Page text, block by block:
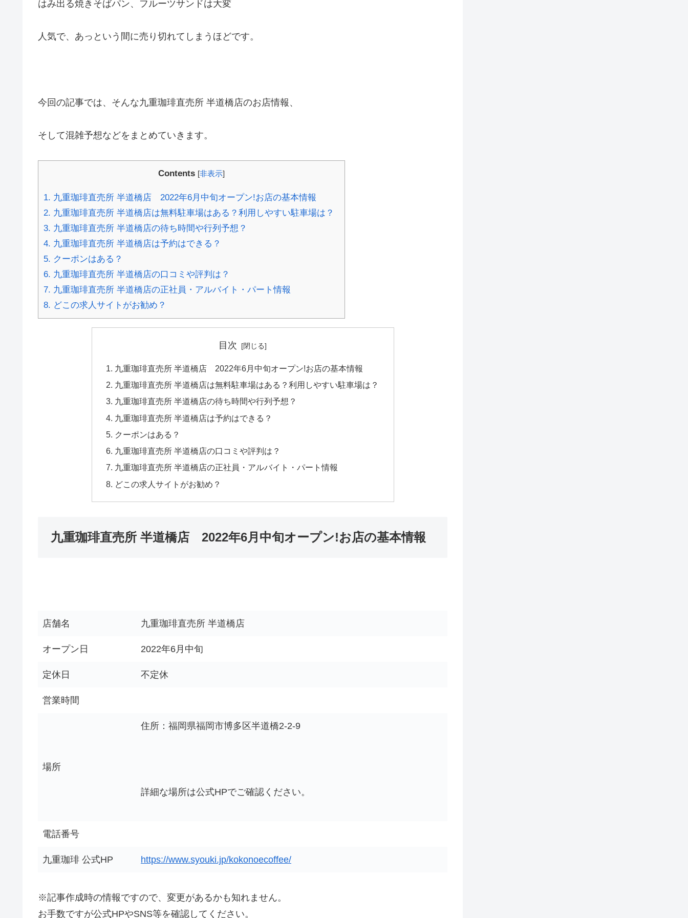
はみ出る焼きそばパン、フルーツサンドは大変
人気で、あっという間に売り切れてしまうほどです。
今回の記事では、そんな九重珈琲直売所 半道橋店のお店情報、
そして混雑予想などをまとめていきます。
Contents [非表示]
1. 九重珈琲直売所 半道橋店 2022年6月中旬オープン!お店の基本情報
2. 九重珈琲直売所 半道橋店は無料駐車場はある？利用しやすい駐車場は？
3. 九重珈琲直売所 半道橋店の待ち時間や行列予想？
4. 九重珈琲直売所 半道橋店は予約はできる？
5. クーポンはある？
6. 九重珈琲直売所 半道橋店の口コミや評判は？
7. 九重珈琲直売所 半道橋店の正社員・アルバイト・パート情報
8. どこの求人サイトがお勧め？
目次
九重珈琲直売所 半道橋店 2022年6月中旬オープン!お店の基本情報
九重珈琲直売所 半道橋店は無料駐車場はある？利用しやすい駐車場は？
九重珈琲直売所 半道橋店の待ち時間や行列予想？
九重珈琲直売所 半道橋店は予約はできる？
クーポンはある？
九重珈琲直売所 半道橋店の口コミや評判は？
九重珈琲直売所 半道橋店の正社員・アルバイト・パート情報
どこの求人サイトがお勧め？
九重珈琲直売所 半道橋店 2022年6月中旬オープン!お店の基本情報
店舗名 九重珈琲直売所 半道橋店
オープン日 2022年6月中旬
定休日 不定休
営業時間
場所
住所：福岡県福岡市博多区半道橋2-2-9
詳細な場所は公式HPでご確認ください。
電話番号
九重珈琲 公式HP https://www.syouki.jp/kokonoecoffee/
※記事作成時の情報ですので、変更があるかも知れません。
お手数ですが公式HPやSNS等を確認してください。